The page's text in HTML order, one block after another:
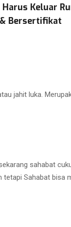
Keluar
Bersertifikat
jahit luka.
sahabat
Sahabat bisa